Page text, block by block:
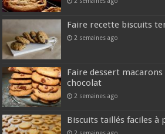
Faire recette biscuits
2 semaines ago
Faire dessert
chocolat
2 semaines ago
Biscuits taillés faciles à